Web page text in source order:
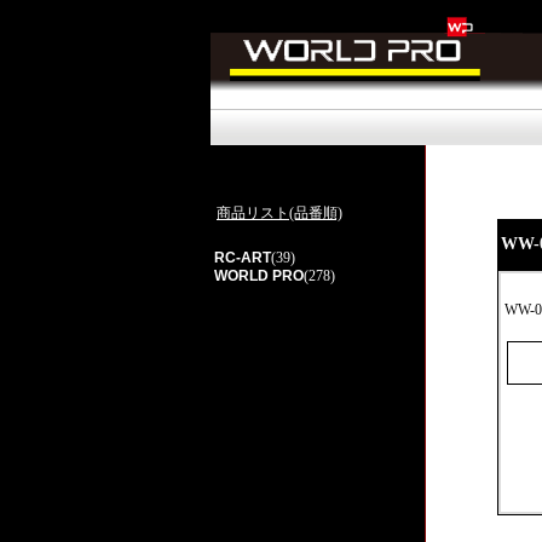
商品リスト(品番順)
RC-ART(39)
WORLD PRO(278)
WW-
WW-